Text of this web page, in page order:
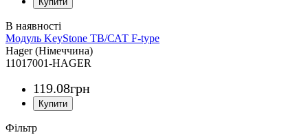
Модуль KeyStone ТВ/САТ F-type
Hager (Німеччина)
11017001-HAGER
119.08грн
Фільтр